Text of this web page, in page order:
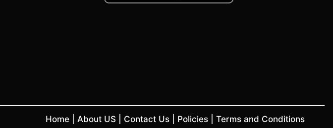
Home About US Contact Us Policies Terms and Conditions